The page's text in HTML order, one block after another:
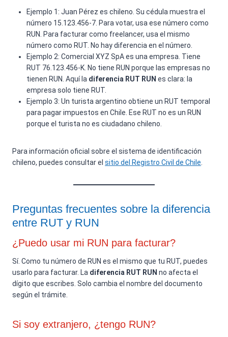
Ejemplo 1: Juan Pérez es chileno. Su cédula muestra el
número 15.123.456-7. Para votar, usa ese número como
RUN. Para facturar como freelancer, usa el mismo
número como RUT. No hay diferencia en el número.
Ejemplo 2: Comercial XYZ SpA es una empresa. Tiene
RUT 76.123.456-K. No tiene RUN porque las empresas no
tienen RUN. Aquí la diferencia RUT RUN es clara: la
empresa solo tiene RUT.
Ejemplo 3: Un turista argentino obtiene un RUT temporal
para pagar impuestos en Chile. Ese RUT no es un RUN
porque el turista no es ciudadano chileno.
Para información oficial sobre el sistema de identificación
chileno, puedes consultar el sitio del Registro Civil de Chile.
Preguntas frecuentes sobre la diferencia
entre RUT y RUN
¿Puedo usar mi RUN para facturar?
Sí. Como tu número de RUN es el mismo que tu RUT, puedes
usarlo para facturar. La diferencia RUT RUN no afecta el
dígito que escribes. Solo cambia el nombre del documento
según el trámite.
Si soy extranjero, ¿tengo RUN?